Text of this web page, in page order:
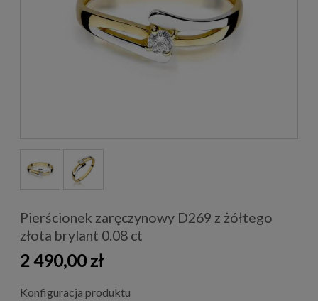
Pierścionek zaręczynowy D269 z żółtego
złota brylant 0.08 ct
2 490,00 zł
Konfiguracja produktu